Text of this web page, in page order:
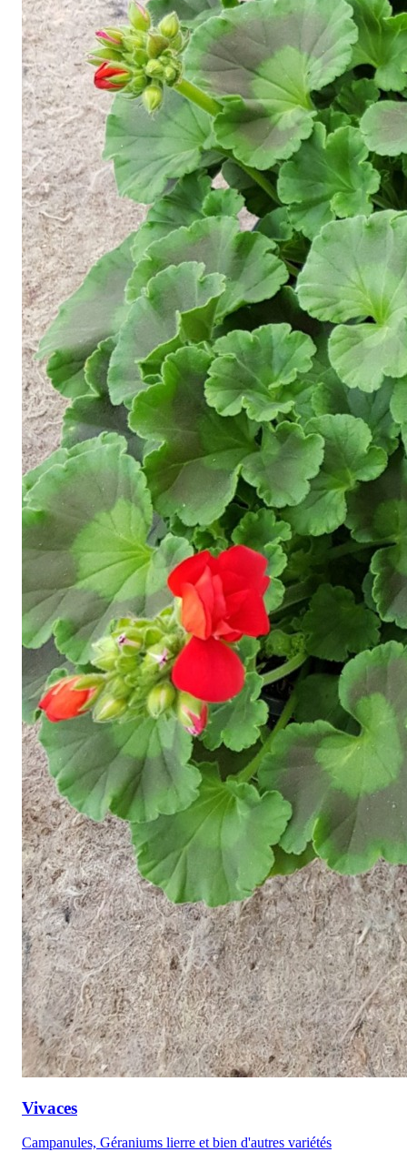
Vivaces
Campanules, Géraniums lierre et bien d'autres variétés